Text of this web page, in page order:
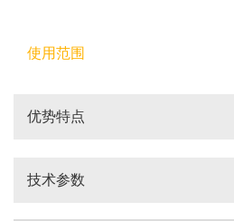
使用范围
优势特点
技术参数